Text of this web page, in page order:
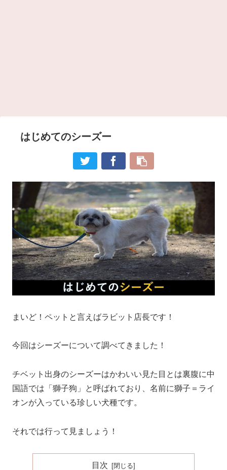
はじめてのシーズー
まいど！ペットと言えばラビット店長です！
今回はシーズーについて調べてきました！
チベット出身のシーズーはかわいい見た目とは裏腹に中
国語では「獅子狗」と呼ばれており、名前に獅子＝ライ
オンが入っている珍しい犬種です。
それでは行って見ましょう！
目次